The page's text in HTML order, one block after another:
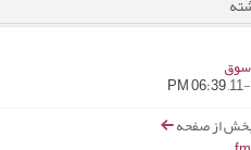
06:39 PM
از صفحه